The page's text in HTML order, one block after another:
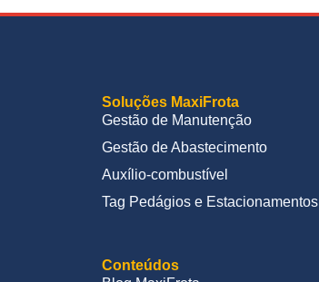
Soluções MaxiFrota
Gestão de Manutenção
Gestão de Abastecimento
Auxílio-combustível
Tag Pedágios e Estacionamentos
Conteúdos